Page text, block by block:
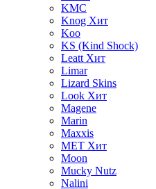
KMC
Knog Хит
Koo
KS (Kind Shock)
Leatt Хит
Limar
Lizard Skins
Look Хит
Magene
Marin
Maxxis
MET Хит
Moon
Mucky Nutz
Nalini